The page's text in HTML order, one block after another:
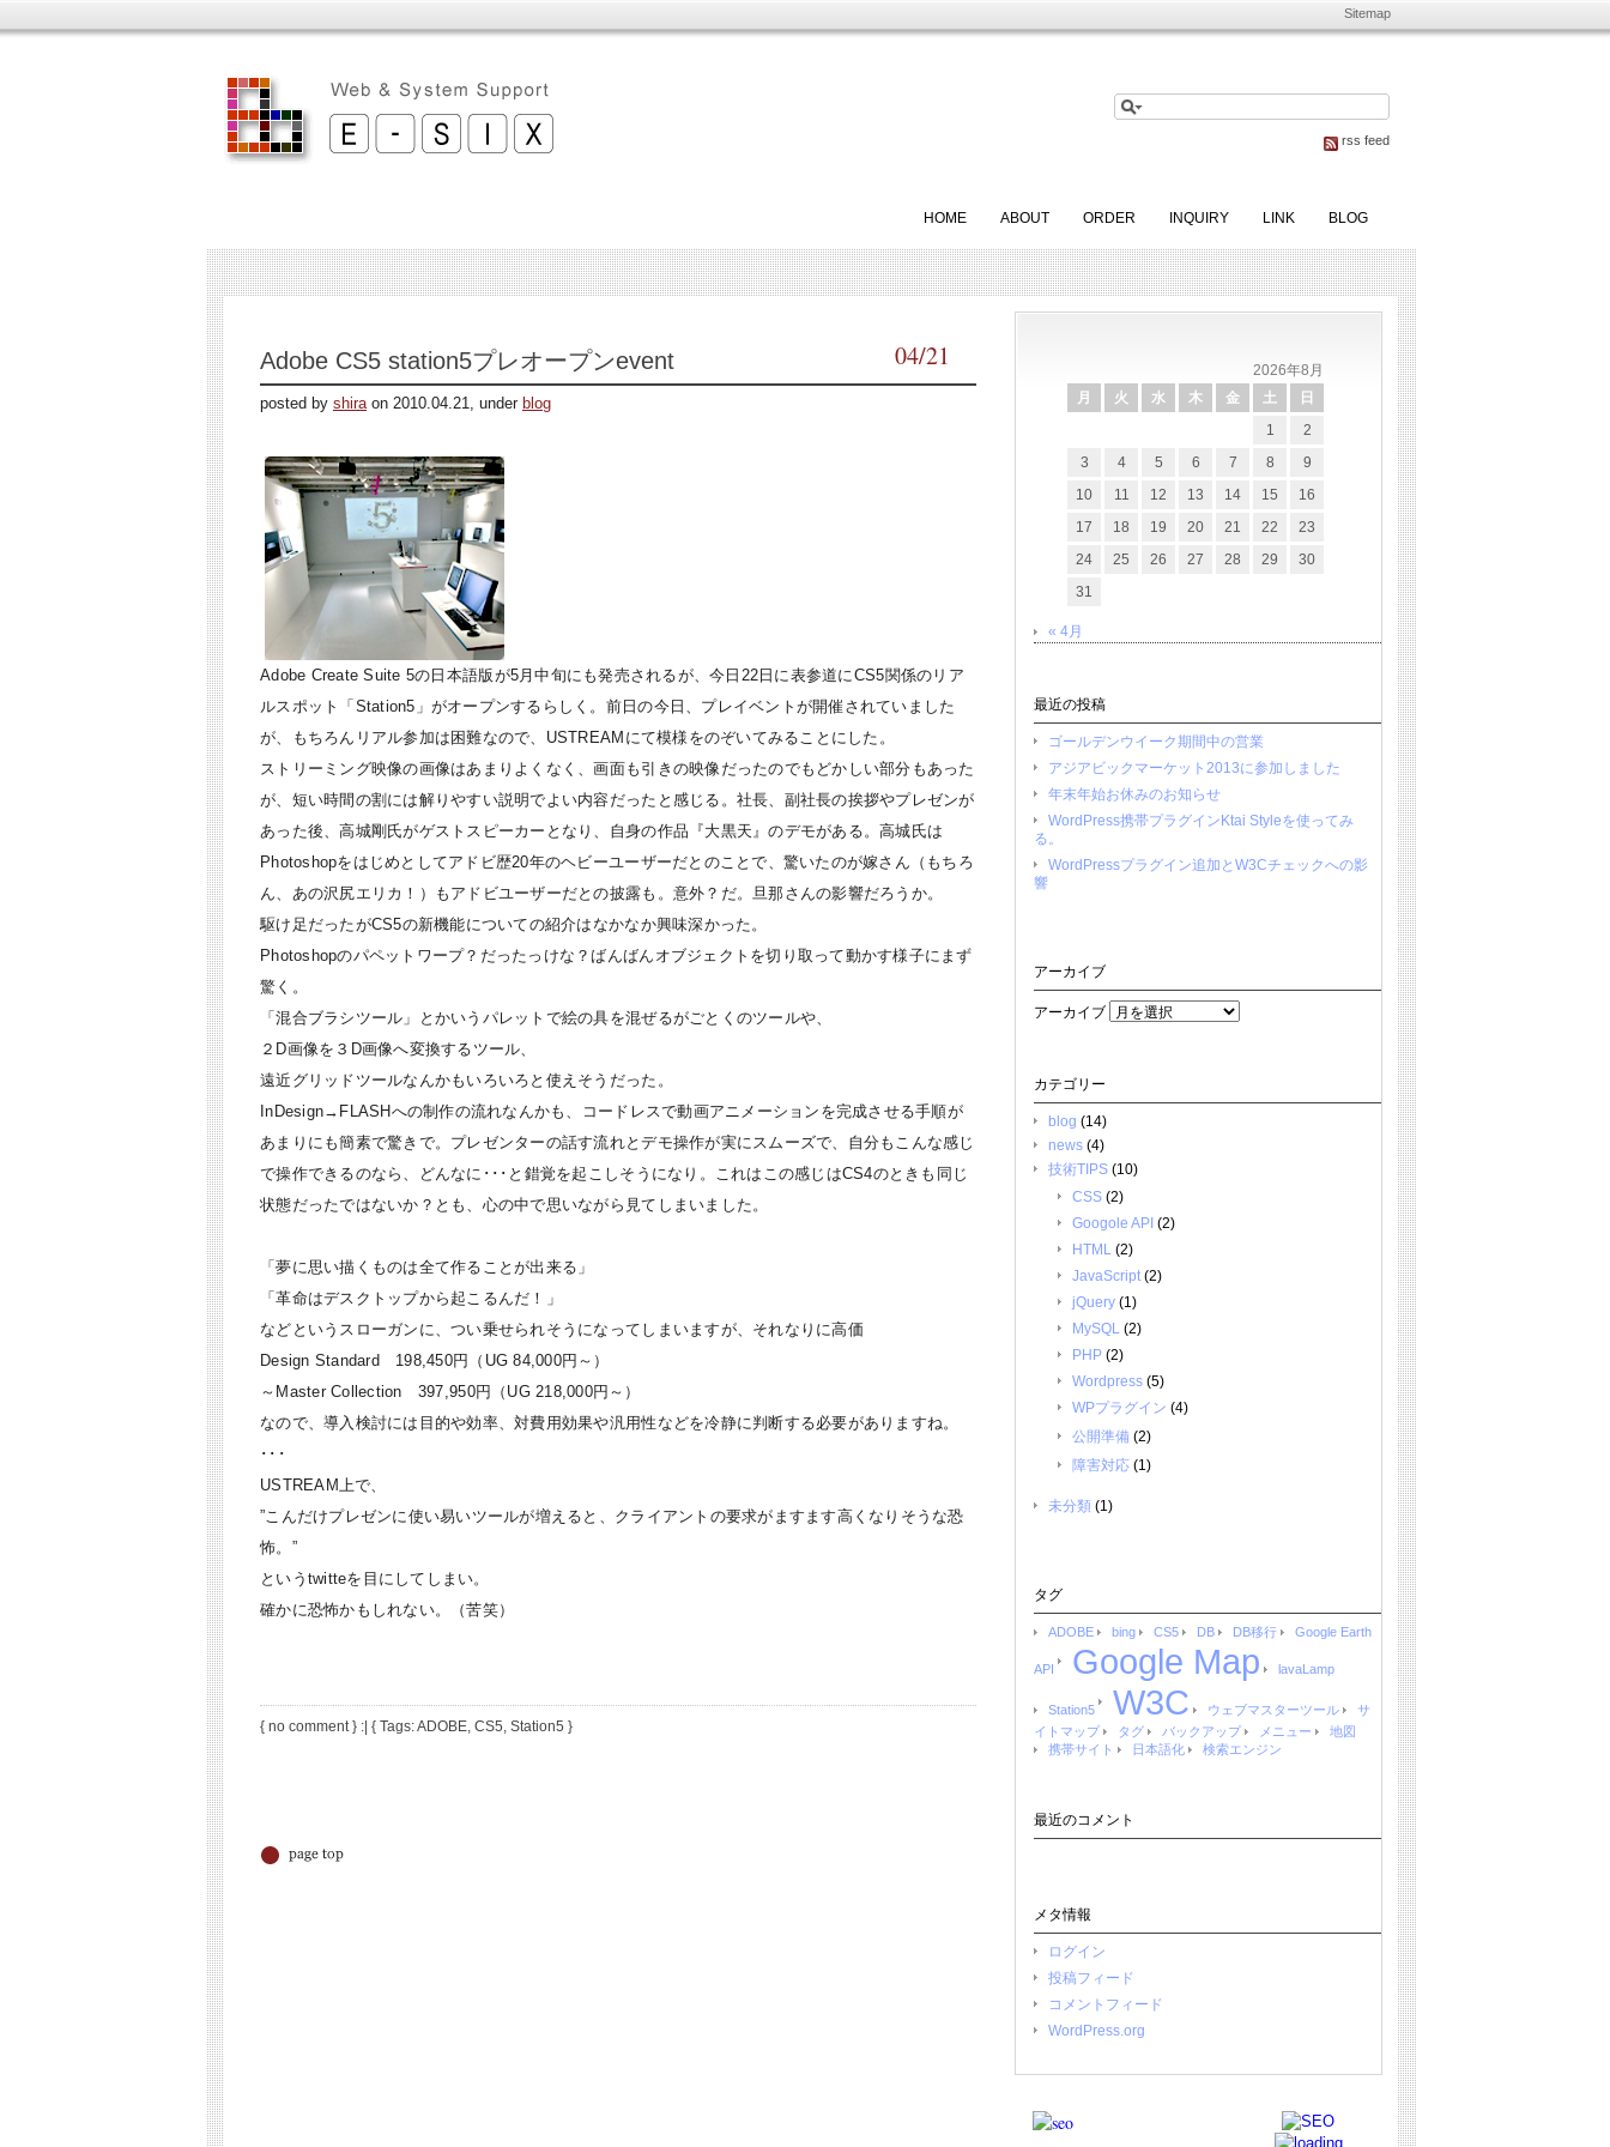
Sitemap
rss feed
HOME ABOUT ORDER INQUIRY LINK BLOG
Adobe CS5 station5プレオープンevent
posted by shiraon 2010.04.21, under blog
04/21
Adobe Create Suite 5の日本語版が5月中旬にも発売されるが、今日22日に表参道にCS5関係のリア
ルスポット「Station5」がオープンするらしく。前日の今日、プレイベントが開催されていました
が、もちろんリアル参加は困難なので、USTREAMにて模様をのぞいてみることにした。
ストリーミング映像の画像はあまりよくなく、画面も引きの映像だったのでもどかしい部分もあった
が、短い時間の割には解りやすい説明でよい内容だったと感じる。社長、副社長の挨拶やプレゼンが
あった後、高城剛氏がゲストスピーカーとなり、自身の作品『大黒天』のデモがある。高城氏は
Photoshopをはじめとしてアドビ歴20年のヘビーユーザーだとのことで、驚いたのが嫁さん（もちろ
ん、あの沢尻エリカ！）もアドビユーザーだとの披露も。意外？だ。旦那さんの影響だろうか。
駆け足だったがCS5の新機能についての紹介はなかなか興味深かった。
Photoshopのパペットワープ？だったっけな？ばんばんオブジェクトを切り取って動かす様子にまず
驚く。
「混合ブラシツール」とかいうパレットで絵の具を混ぜるがごとくのツールや、
２D画像を３D画像へ変換するツール、
遠近グリッドツールなんかもいろいろと使えそうだった。
InDesign→FLASHへの制作の流れなんかも、コードレスで動画アニメーションを完成させる手順が
あまりにも簡素で驚きで。プレゼンターの話す流れとデモ操作が実にスムーズで、自分もこんな感じ
で操作できるのなら、どんなに･･･と錯覚を起こしそうになり。これはこの感じはCS4のときも同じ
状態だったではないか？とも、心の中で思いながら見てしまいました。
「夢に思い描くものは全て作ることが出来る」
「革命はデスクトップから起こるんだ！」
などというスローガンに、つい乗せられそうになってしまいますが、それなりに高価
Design Standard 198,450円（UG 84,000円～）
～Master Collection 397,950円（UG 218,000円～）
なので、導入検討には目的や効率、対費用効果や汎用性などを冷静に判断する必要がありますね。
･･･
USTREAM上で、
”こんだけプレゼンに使い易いツールが増えると、クライアントの要求がますます高くなりそうな恐
怖。”
というtwitteを目にしてしまい。
確かに恐怖かもしれない。（苦笑）
{ no comment } :| { Tags:ADOBE CS5 Station5 }
2026年8月
月
火 水 木 金 土
日
1
2
3
4 5 6 7 8
9
10
11 12 13 14 15
16
17
18 19 20 21 22
23
24
25 26 27 28 29
30
31
« 4月
最近の投稿
ゴールデンウイーク期間中の営業
アジアビックマーケット2013に参加しました
年末年始お休みのお知らせ
WordPress携帯プラグインKtai Styleを使ってみ
る。
WordPressプラグイン追加とW3Cチェックへの影
響
アーカイブ
アーカイブ
カテゴリー
blog (14)
news (4)
技術TIPS (10)
CSS (2)
Googole API (2)
HTML
(2)
JavaScript (2)
jQuery (1)
MySQL
(2)
PHP (2)
Wordpress (5)
WPプラグイン (4)
公開準備 (2)
障害対応 (1)
未分類 (1)
タグ
ADOBE bing CS5 DB DB移行 Google Earth
API Google Map lavaLamp
Station5 W3C ウェブマスターツール
サ
イトマップ
タグ バックアップ メニュー
地図
携帯サイト
日本語化 検索エンジン
最近のコメント
メタ情報
ログイン
投稿フィード
コメントフィード
WordPress.org